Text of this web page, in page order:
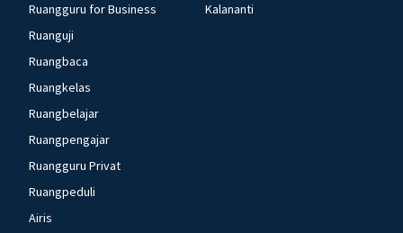
Ruangguru for Business
Ruanguji
Ruangbaca
Ruangkelas
Ruangbelajar
Ruangpengajar
Ruangguru Privat
Ruangpeduli
Airis
Kalananti